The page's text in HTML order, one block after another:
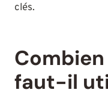
clés.
faut-il